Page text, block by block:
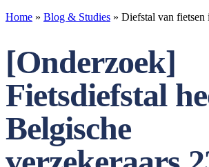
Home » Blog & Studies » Diefstal van fietsen
[Onderzoek]
Fietsdiefstal
Belgische